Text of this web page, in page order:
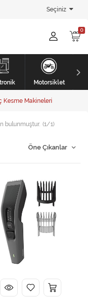
Seçiniz
Motorsiklet
Kesme Makineleri
bulunmuştur. (1/1)